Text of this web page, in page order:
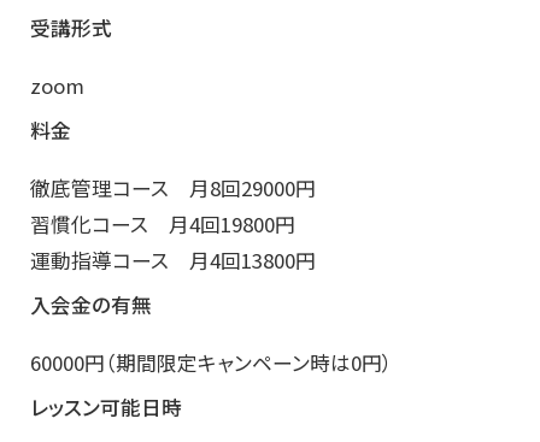
受講形式
zoom
料金
徹底管理コース 月8回29000円
習慣化コース 月4回19800円
運動指導コース 月4回13800円
入会金の有無
60000円（期間限定キャンペーン時は0円）
レッスン可能日時